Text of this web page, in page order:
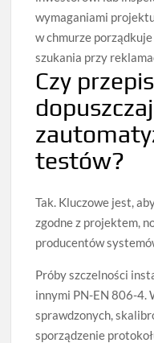
wymaganiami
w chmurze
szukania przy
Czy
testów?
Tak. Kluczowe jest,
zgodne z projektem,
producentów
Próby szczelności
innymi PN-EN 806-4.
sprawdzonych,
sporządzenie